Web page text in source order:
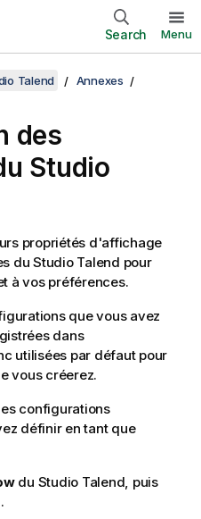
Search Menu
Talend Annexes
des
Studio
propriétés d'affichage
du Studio Talend pour
à vos préférences.
que vous avez
dans
utilisées par défaut pour
vous créerez.
configurations
définir en tant que
du Studio Talend, puis
.